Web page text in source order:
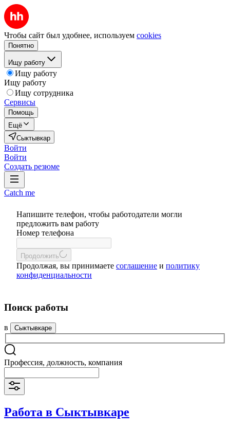
Чтобы сайт был удобнее, используем cookies
Понятно
Ищу работу
Ищу работу
Ищу работу
Ищу сотрудника
Сервисы
Помощь
Ещё
Сыктывкар
Войти
Войти
Создать резюме
Catch me
Напишите телефон, чтобы работодатели могли
предложить вам работу
Номер телефона
Продолжить
Продолжая, вы принимаете соглашение и политику
конфиденциальности
Поиск работы
в Сыктывкаре
Профессия, должность, компания
Работа в Сыктывкаре